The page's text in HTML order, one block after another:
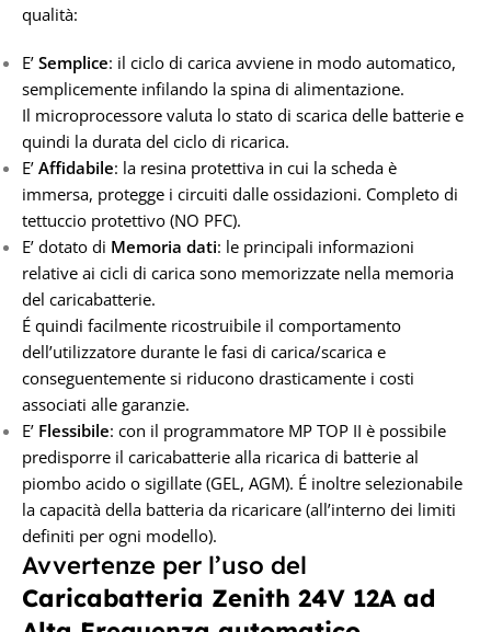
qualità:
E’ Semplice: il ciclo di carica avviene in modo automatico,
semplicemente infilando la spina di alimentazione.
Il microprocessore valuta lo stato di scarica delle batterie e
quindi la durata del ciclo di ricarica.
E’ Affidabile: la resina protettiva in cui la scheda è
immersa, protegge i circuiti dalle ossidazioni. Completo di
tettuccio protettivo (NO PFC).
E’ dotato di Memoria dati: le principali informazioni
relative ai cicli di carica sono memorizzate nella memoria
del caricabatterie.
É quindi facilmente ricostruibile il comportamento
dell’utilizzatore durante le fasi di carica/scarica e
conseguentemente si riducono drasticamente i costi
associati alle garanzie.
E’ Flessibile: con il programmatore MP TOP II è possibile
predisporre il caricabatterie alla ricarica di batterie al
piombo acido o sigillate (GEL, AGM). É inoltre selezionabile
la capacità della batteria da ricaricare (all’interno dei limiti
definiti per ogni modello).
Avvertenze per l’uso del
Caricabatteria Zenith 24V 12A ad